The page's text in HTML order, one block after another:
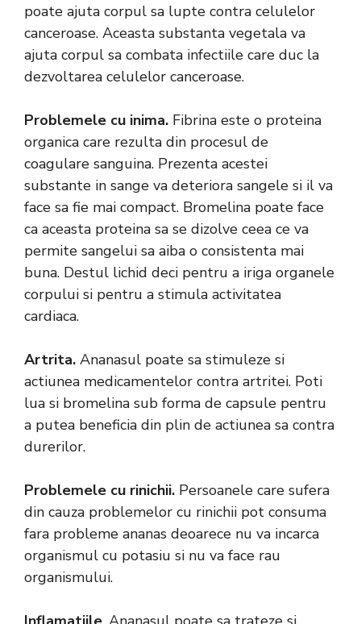
poate ajuta corpul sa lupte contra celulelor
canceroase. Aceasta substanta vegetala va
ajuta corpul sa combata infectiile care duc la
dezvoltarea celulelor canceroase.
Problemele cu inima. Fibrina este o proteina
organica care rezulta din procesul de
coagulare sanguina. Prezenta acestei
substante in sange va deteriora sangele si il va
face sa fie mai compact. Bromelina poate face
ca aceasta proteina sa se dizolve ceea ce va
permite sangelui sa aiba o consistenta mai
buna. Destul lichid deci pentru a iriga organele
corpului si pentru a stimula activitatea
cardiaca.
Artrita. Ananasul poate sa stimuleze si
actiunea medicamentelor contra artritei. Poti
lua si bromelina sub forma de capsule pentru
a putea beneficia din plin de actiunea sa contra
durerilor.
Problemele cu rinichii. Persoanele care sufera
din cauza problemelor cu rinichii pot consuma
fara probleme ananas deoarece nu va incarca
organismul cu potasiu si nu va face rau
organismului.